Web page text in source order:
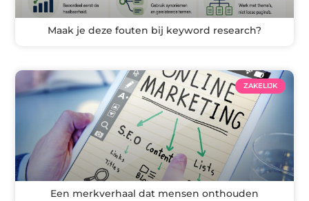
Maak je deze fouten bij keyword research?
ZAKELIJK
Een merkverhaal dat mensen onthouden